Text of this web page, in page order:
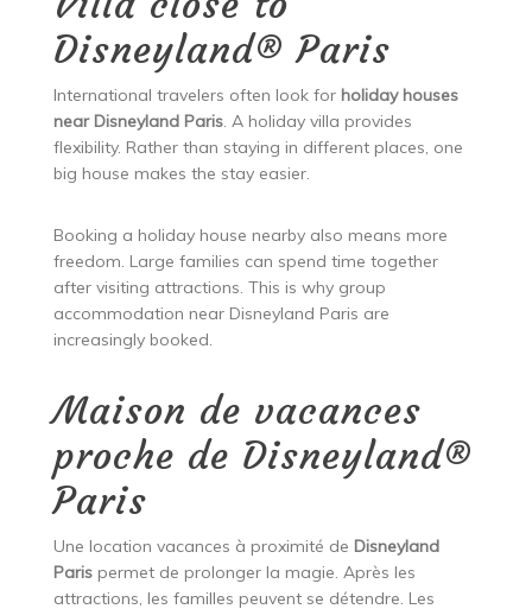
Disneyland® Paris
International travelers often look for holiday houses
near Disneyland Paris. A holiday villa provides
flexibility. Rather than staying in different places, one
big house makes the stay easier.
Booking a holiday house nearby also means more
freedom. Large families can spend time together
after visiting attractions. This is why group
accommodation near Disneyland Paris are
increasingly booked.
Maison de vacances
proche de Disneyland®
Paris
Une location vacances à proximité de Disneyland
Parispermet de prolonger la magie. Après les
attractions, les familles peuvent se détendre. Les